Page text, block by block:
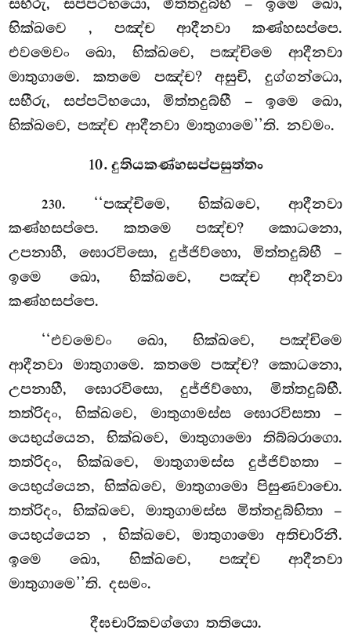
සභීරු, සප්පටිභයො, මිත්තදුබ්භී – ඉමෙ ඛො,
භික්ඛවෙ , පඤ්ච ආදීනවා කණ්හසප්පෙ.
එවමෙවං ඛො, භික්ඛවෙ, පඤ්චිමෙ ආදීනවා
මාතුගාමෙ. කතමෙ පඤ්ච? අසුචි, දුග්ගන්ධො,
සභීරු, සප්පටිභයො, මිත්තදුබ්භී – ඉමෙ ඛො,
භික්ඛවෙ, පඤ්ච ආදීනවා මාතුගාමෙ’’ති. නවමං.
10. දුතියකණ්හසප්පසුත්තං
230. ‘‘පඤ්චිමෙ, භික්ඛවෙ, ආදීනවා
කණ්හසප්පෙ. කතමෙ පඤ්ච? කොධනො,
උපනාහී, ඝොරවිසො, දුජ්ජිව්හො, මිත්තදුබ්භී –
ඉමෙඛො, භික්ඛවෙ, පඤ්ච ආදීනවා
කණ්හසප්පෙ.
‘‘එවමෙවං ඛො, භික්ඛවෙ, පඤ්චිමෙ
ආදීනවා මාතුගාමෙ. කතමෙ පඤ්ච? කොධනො,
උපනාහී, ඝොරවිසො, දුජ්ජිව්හො, මිත්තදුබ්භී.
තත්රිදං, භික්ඛවෙ, මාතුගාමස්ස ඝොරවිසතා –
යෙභුය්යෙන, භික්ඛවෙ, මාතුගාමො තිබ්බරාගො.
තත්රිදං, භික්ඛවෙ, මාතුගාමස්ස දුජ්ජිව්හතා –
යෙභුය්යෙන, භික්ඛවෙ, මාතුගාමො පිසුණවාචො.
තත්රිදං, භික්ඛවෙ, මාතුගාමස්ස මිත්තදුබ්භිතා –
යෙභුය්යෙන, භික්ඛවෙ, මාතුගාමො අතිචාරිනී.
ඉමෙ ඛො, භික්ඛවෙ, පඤ්ච ආදීනවා
මාතුගාමෙ’’ති. දසමං.
දීඝචාරිකවග්ගො තතියො.